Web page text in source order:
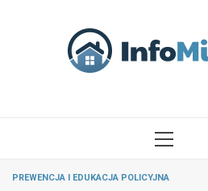
PRIMARY
PREWENCJA I EDUKACJA POLICYJNA